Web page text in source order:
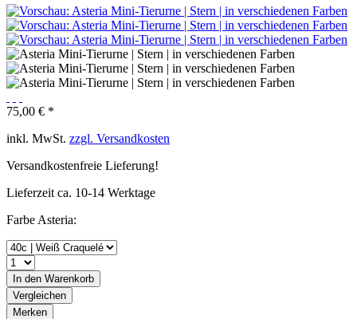
75,00 € *
inkl. MwSt. zzgl. Versandkosten
Versandkostenfreie Lieferung!
Lieferzeit ca. 10-14 Werktage
Farbe Asteria:
In den Warenkorb
Vergleichen
Merken